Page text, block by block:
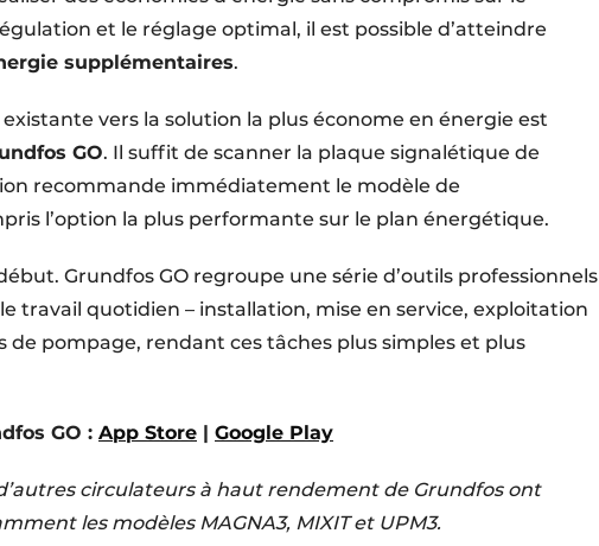
et le réglage optimal, il est possible d’atteindre
supplémentaires.
vers la solution la plus économe en énergie est
GO. Il suffit de scanner la plaque signalétique de
recommande immédiatement le modèle de
l’option la plus performante sur le plan énergétique.
Grundfos GO regroupe une série d’outils professionnels
travail quotidien – installation, mise en service, exploitation
de pompage, rendant ces tâches plus simples et plus
GO : App Store | Google Play
circulateurs à haut rendement de Grundfos ont
les modèles MAGNA3, MIXIT et UPM3.